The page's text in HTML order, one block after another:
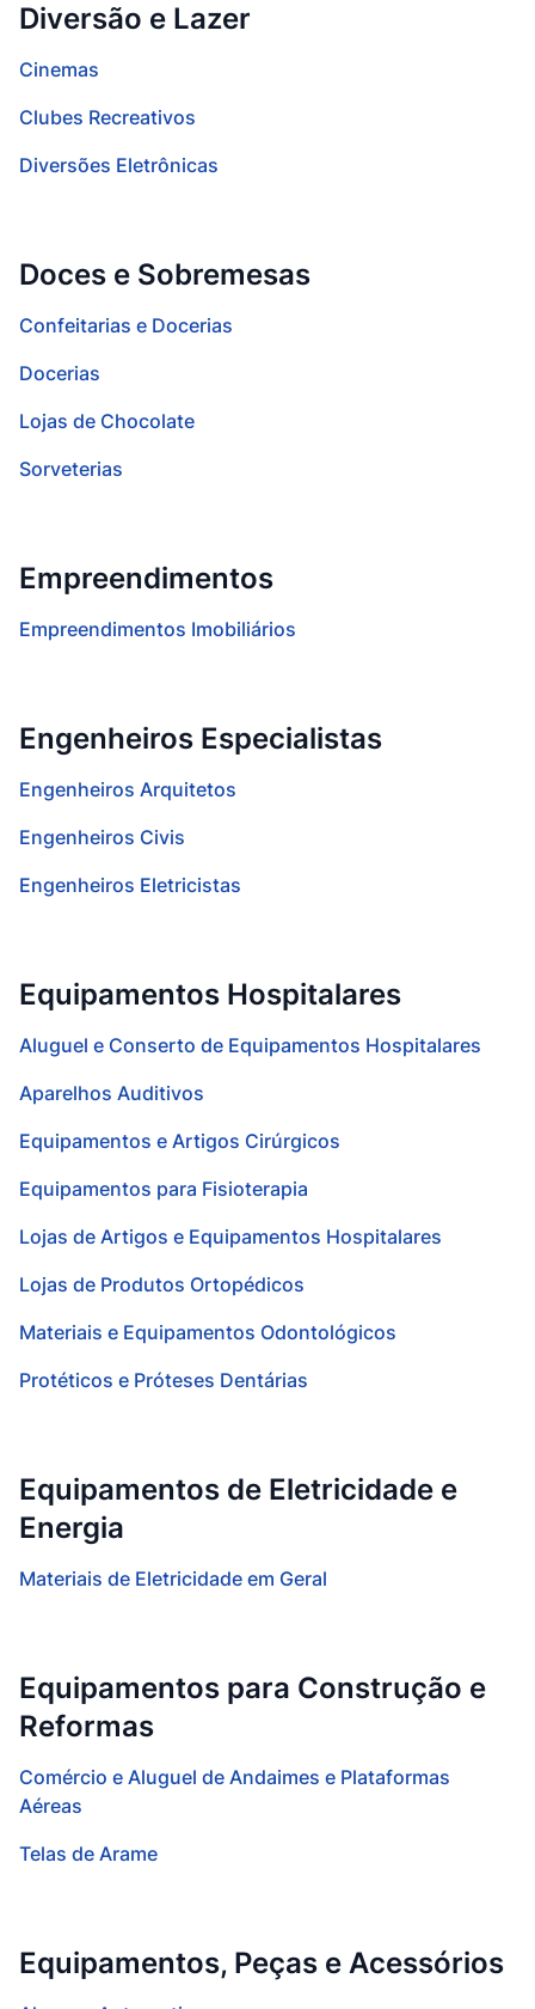
Diversão e Lazer
Cinemas
Clubes Recreativos
Diversões Eletrônicas
Doces e Sobremesas
Confeitarias e Docerias
Docerias
Lojas de Chocolate
Sorveterias
Empreendimentos
Empreendimentos Imobiliários
Engenheiros Especialistas
Engenheiros Arquitetos
Engenheiros Civis
Engenheiros Eletricistas
Equipamentos Hospitalares
Aluguel e Conserto de Equipamentos Hospitalares
Aparelhos Auditivos
Equipamentos e Artigos Cirúrgicos
Equipamentos para Fisioterapia
Lojas de Artigos e Equipamentos Hospitalares
Lojas de Produtos Ortopédicos
Materiais e Equipamentos Odontológicos
Protéticos e Próteses Dentárias
Equipamentos de Eletricidade e
Energia
Materiais de Eletricidade em Geral
Equipamentos para Construção e
Reformas
Comércio e Aluguel de Andaimes e Plataformas
Aéreas
Telas de Arame
Equipamentos, Peças e Acessórios